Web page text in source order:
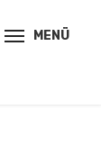
MENÜ